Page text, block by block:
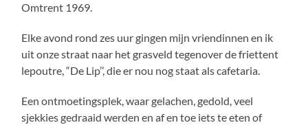
Omtrent 1969.
Elke avond rond zes uur gingen mijn vriendinnen en ik
uit onze straat naar het grasveld tegenover de friettent
lepoutre, “De Lip’’, die er nou nog staat als cafetaria.
Een ontmoetingsplek, waar gelachen, gedold, veel
sjekkies gedraaid werden en af en toe iets te eten of